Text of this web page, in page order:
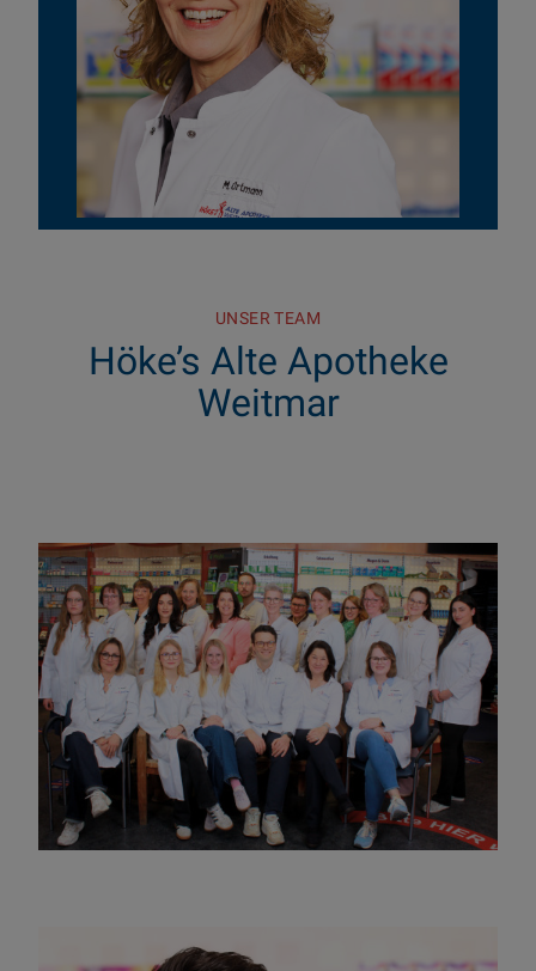
UNSER TEAM
Höke’s Alte Apotheke
Weitmar